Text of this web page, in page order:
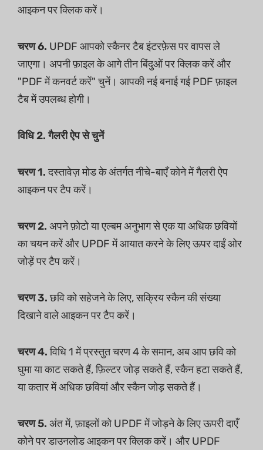
आइकन पर क्लिक करें।
चरण 6. UPDF आपको स्कैनर टैब इंटरफ़ेस पर वापस ले
जाएगा। अपनी फ़ाइल के आगे तीन बिंदुओं पर क्लिक करें और
"PDF में कनवर्ट करें" चुनें। आपकी नई बनाई गई PDF फ़ाइल
टैब में उपलब्ध होगी।
विधि 2. गैलरी ऐप से चुनें
चरण 1.दस्तावेज़ मोड के अंतर्गत नीचे-बाएँ कोने में गैलरी ऐप
आइकन पर टैप करें।
चरण 2. अपने फ़ोटो या एल्बम अनुभाग से एक या अधिक छवियों
का चयन करें और UPDF में आयात करने के लिए ऊपर दाईं ओर
जोड़ें पर टैप करें।
चरण 3.छवि को सहेजने के लिए, सक्रिय स्कैन की संख्या
दिखाने वाले आइकन पर टैप करें।
चरण 4.विधि 1 में प्रस्तुत चरण 4 के समान, अब आप छवि को
घुमा या काट सकते हैं, फ़िल्टर जोड़ सकते हैं, स्कैन हटा सकते हैं,
या कतार में अधिक छवियां और स्कैन जोड़ सकते हैं।
चरण 5. अंत में, फ़ाइलों को UPDF में जोड़ने के लिए ऊपरी दाएँ
कोने पर डाउनलोड आइकन पर क्लिक करें। और UPDF